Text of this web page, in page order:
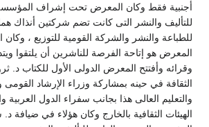
أجنبية فقط وكان المعرض تحت إشراف المؤسسة
للتأليف والنشر التى كانت تضم شركتين أنذاك
للطباعة والنشر والشركة القومية للتوزيع ،
المعرض هو إتاحة الفرصة للناشرين أن يلتقوا
وقرائه وأفتتح المعرض الدولى الأول للكتاب د.
الثقافة في حينه بمشاركة وزراء الإرشاد القومى
والتعليم العالى هذا بجانب سفراء الدول العربية
الهيئات الثقافية بالخارج وكان هؤلاء في ضيافة